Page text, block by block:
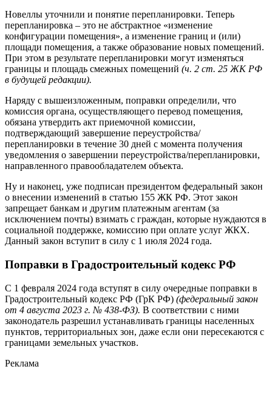
Новеллы уточнили и понятие перепланировки. Теперь
перепланировка – это не абстрактное «изменение
конфигурации помещения», а изменение границ и (или)
площади помещения, а также образование новых помещений.
При этом в результате перепланировки могут изменяться
границы и площадь смежных помещений (ч. 2 ст. 25 ЖК РФ
в будущей редакции).
Наряду с вышеизложенным, поправки определили, что
комиссия органа, осуществляющего перевод помещения,
обязана утвердить акт приемочной комиссии,
подтверждающий завершение переустройства/
перепланировки в течение 30 дней с момента получения
уведомления о завершении переустройства/перепланировки,
направленного правообладателем объекта.
Ну и наконец, уже подписан президентом федеральный закон
о внесении изменений в статью 155 ЖК РФ. Этот закон
запрещает банкам и другим платежным агентам (за
исключением почты) взимать с граждан, которые нуждаются в
социальной поддержке, комиссию при оплате услуг ЖКХ.
Данный закон вступит в силу с 1 июля 2024 года.
Поправки в Градостроительный кодекс РФ
С 1 февраля 2024 года вступят в силу очередные поправки в
Градостроительный кодекс РФ (ГрК РФ) (федеральный закон
от 4 августа 2023 г. № 438-ФЗ). В соответствии с ними
законодатель разрешил устанавливать границы населенных
пунктов, территориальных зон, даже если они пересекаются с
границами земельных участков.
Реклама